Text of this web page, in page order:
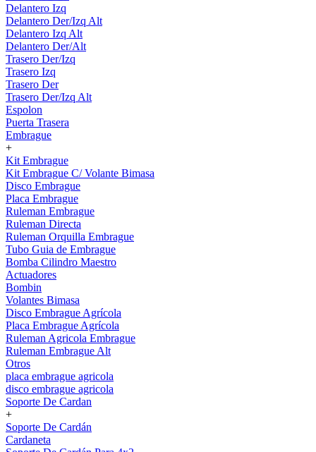
Delantero Izq
Delantero Der/Izq Alt
Delantero Izq Alt
Delantero Der/Alt
Trasero Der/Izq
Trasero Izq
Trasero Der
Trasero Der/Izq Alt
Espolon
Puerta Trasera
Embrague
+
Kit Embrague
Kit Embrague C/ Volante Bimasa
Disco Embrague
Placa Embrague
Ruleman Embrague
Ruleman Directa
Ruleman Orquilla Embrague
Tubo Guia de Embrague
Bomba Cilindro Maestro
Actuadores
Bombin
Volantes Bimasa
Disco Embrague Agrícola
Placa Embrague Agrícola
Ruleman Agricola Embrague
Ruleman Embrague Alt
Otros
placa embrague agricola
disco embrague agricola
Soporte De Cardan
+
Soporte De Cardán
Cardaneta